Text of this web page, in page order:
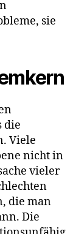
sie
die
Viele
nicht in
vieler
die man
Die